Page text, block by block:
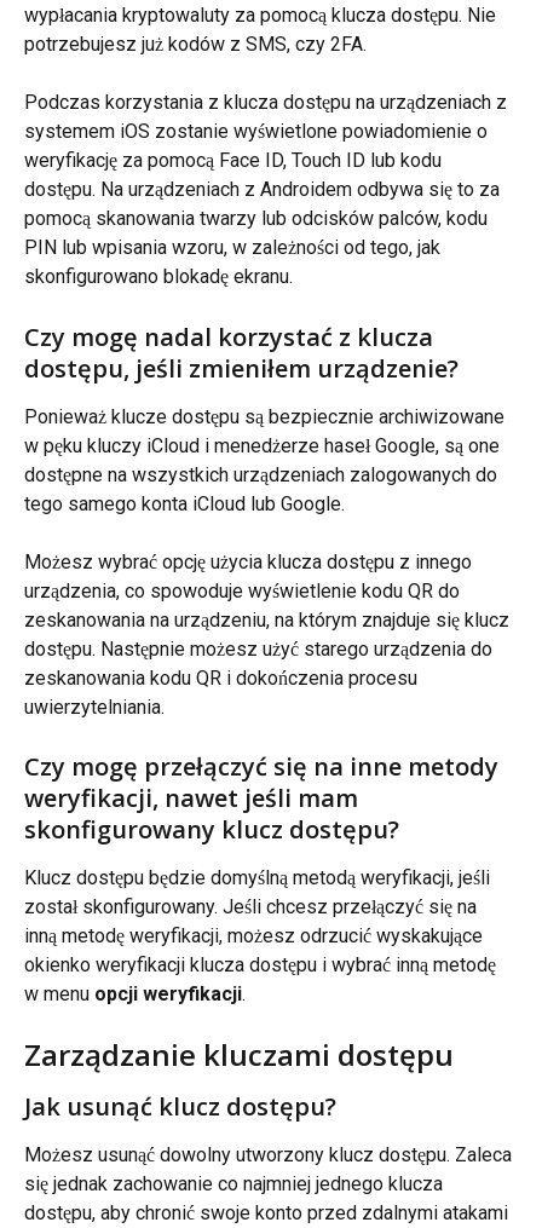
wypłacania kryptowaluty za pomocą klucza dostępu. Nie
potrzebujesz już kodów z SMS, czy 2FA.
Podczas korzystania z klucza dostępu na urządzeniach z
systemem iOS zostanie wyświetlone powiadomienie o
weryfikację za pomocą Face ID, Touch ID lub kodu
dostępu. Na urządzeniach z Androidem odbywa się to za
pomocą skanowania twarzy lub odcisków palców, kodu
PIN lub wpisania wzoru, w zależności od tego, jak
skonfigurowano blokadę ekranu.
Czy mogę nadal korzystać z klucza
dostępu, jeśli zmieniłem urządzenie?
Ponieważ klucze dostępu są bezpiecznie archiwizowane
w pęku kluczy iCloud i menedżerze haseł Google, są one
dostępne na wszystkich urządzeniach zalogowanych do
tego samego konta iCloud lub Google.
Możesz wybrać opcję użycia klucza dostępu z innego
urządzenia, co spowoduje wyświetlenie kodu QR do
zeskanowania na urządzeniu, na którym znajduje się klucz
dostępu. Następnie możesz użyć starego urządzenia do
zeskanowania kodu QR i dokończenia procesu
uwierzytelniania.
Czy mogę przełączyć się na inne metody
weryfikacji, nawet jeśli mam
skonfigurowany klucz dostępu?
Klucz dostępu będzie domyślną metodą weryfikacji, jeśli
został skonfigurowany. Jeśli chcesz przełączyć się na
inną metodę weryfikacji, możesz odrzucić wyskakujące
okienko weryfikacji klucza dostępu i wybrać inną metodę
w menu opcji weryfikacji.
Zarządzanie kluczami dostępu
Jak usunąć klucz dostępu?
Możesz usunąć dowolny utworzony klucz dostępu. Zaleca
się jednak zachowanie co najmniej jednego klucza
dostępu, aby chronić swoje konto przed zdalnymi atakami